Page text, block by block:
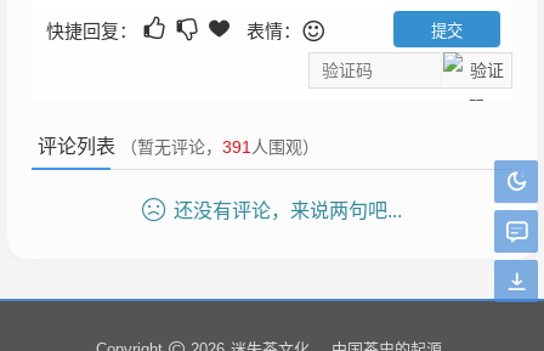
快捷回复： 表情：
评论列表 （暂无评论， 391人围观）
还没有评论，来说两句吧...